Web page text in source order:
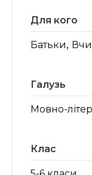
Для кого
Батьки,
Галузь
Мовно-
Клас